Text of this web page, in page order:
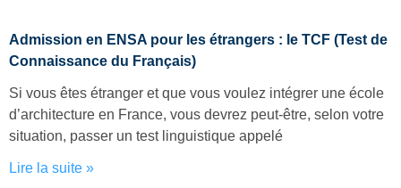
Admission en ENSA pour les étrangers : le TCF (Test de
Connaissance du Français)
Si vous êtes étranger et que vous voulez intégrer une école
d’architecture en France, vous devrez peut-être, selon votre
situation, passer un test linguistique appelé
Lire la suite »